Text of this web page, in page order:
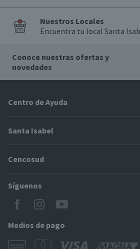
Nuestros Locales
Encuentra tu local Santa
Conoce nuestras ofertas y
novedades
Centro de Ayuda
Problemas con tu pedido
Cómo modificar mis datos
Modos de entrega y cobertura
Locales Santa Isabel
Servicio al cliente
Santa Isabel
Proveedores
CyberDay
BlackFriday
Cencosud
Paris
Jumbo
Easy
Tarjeta Cencosud Scotiabank
Síguenos
Medios de pago